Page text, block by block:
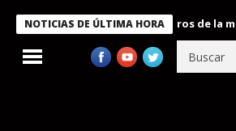
NOTICIAS DE ÚLTIMA HORA
condecora a miembros de la